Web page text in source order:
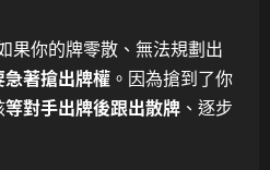
果你的牌零散、無法規劃出
急著搶出牌權 。因為搶到了你
等對手出牌後跟出散牌 、逐步